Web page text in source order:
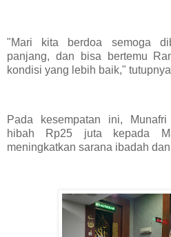
"Mari kita berdoa semoga
panjang, dan bisa bertemu
kondisi yang lebih baik,"
Pada kesempatan ini,
hibah Rp25 juta kepada
meningkatkan sarana ibadah